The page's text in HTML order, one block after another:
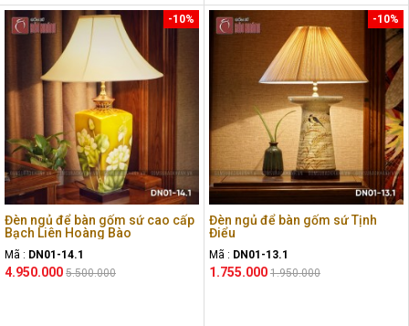
Đèn ngủ để bàn gốm sứ cao cấp
Bạch Liên Hoàng Bào
Mã : DN01-14.1
4.950.000
-10%
5.500.000
Đèn ngủ để bàn gốm sứ Tịnh
Điểu
Mã : DN01-13.1
1.755.000
-10%
1.950.000